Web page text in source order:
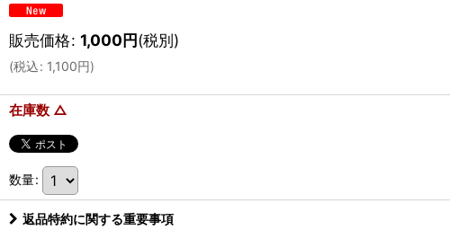
販売価格: 1,000円(税別)
(税込: 1,100円)
在庫数 △
数量:
返品特約に関する重要事項